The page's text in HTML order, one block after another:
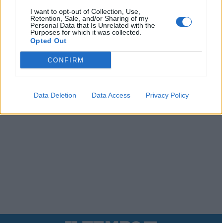
I want to opt-out of Collection, Use,
Retention, Sale, and/or Sharing of my
Personal Data that Is Unrelated with the
Purposes for which it was collected.
Opted Out
CONFIRM
Data Deletion Data Access Privacy Policy